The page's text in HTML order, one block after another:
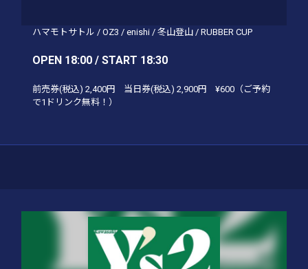
ハマモトサトル / OZ3 / enishi / 冬山登山 / RUBBER CUP
OPEN 18:00 / START 18:30
前売券(税込) 2,400円 当日券(税込) 2,900円
¥600（ご予約
で1ドリンク無料！）